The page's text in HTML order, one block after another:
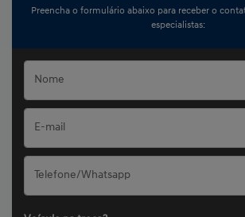
Preencha o formulário abaixo para receber o
especialistas: